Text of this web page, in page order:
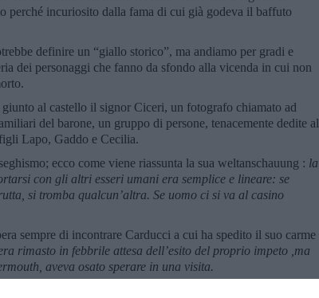
perché incuriosito dalla fama di cui già godeva il baffuto
definire un “giallo storico”, ma andiamo per gradi e
dei personaggi che fanno da sfondo alla vicenda in cui non
al castello il signor Ciceri, un fotografo chiamato ad
del barone, un gruppo di persone, tenacemente dedite al
Lapo, Gaddo e Cecilia.
ecco come viene riassunta la sua weltanschauung : la
con gli altri esseri umani era semplice e lineare: se
si tromba qualcun’altra. Se uomo ci si va al casino
sempre di incontrare Carducci a cui ha spedito il suo carme
rimasto in febbrile attesa dell’esito del proprio impeto ,ma
aveva osato sperare in una visita.
di un ospite illustre, un famoso letterato, lui aveva